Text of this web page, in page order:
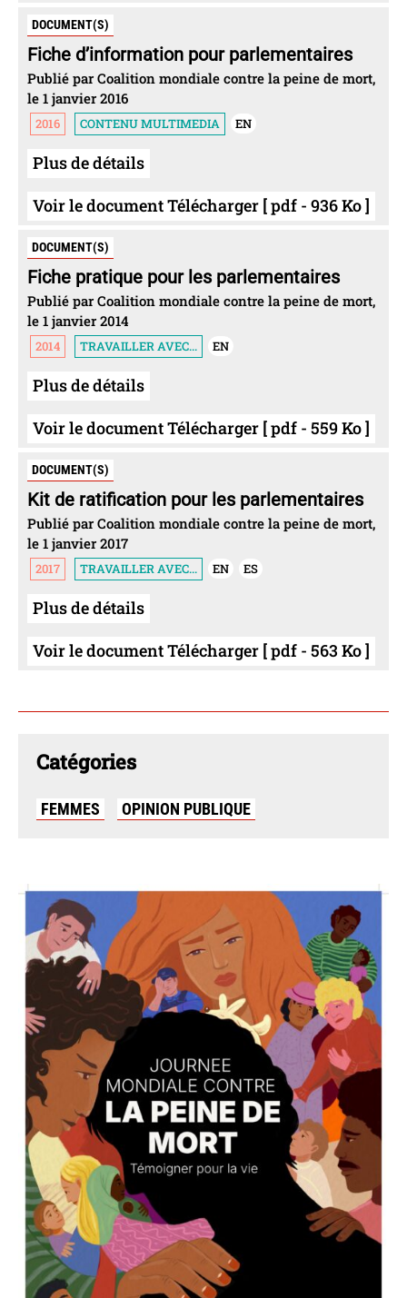
DOCUMENT(S)
Fiche d’information pour parlementaires
Publié par Coalition mondiale contre la peine de mort,
le 1 janvier 2016
2016 CONTENU MULTIMEDIA EN
Plus de détails
Voir le document Télécharger [ pdf - 936 Ko ]
DOCUMENT(S)
Fiche pratique pour les parlementaires
Publié par Coalition mondiale contre la peine de mort,
le 1 janvier 2014
2014 TRAVAILLER AVEC... EN
Plus de détails
Voir le document Télécharger [ pdf - 559 Ko ]
DOCUMENT(S)
Kit de ratification pour les parlementaires
Publié par Coalition mondiale contre la peine de mort,
le 1 janvier 2017
2017 TRAVAILLER AVEC... EN ES
Plus de détails
Voir le document Télécharger [ pdf - 563 Ko ]
Catégories
FEMMES OPINION PUBLIQUE